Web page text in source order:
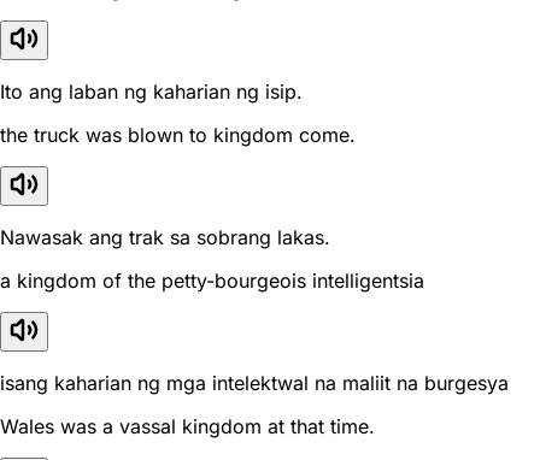
Ito ang laban ng kaharian ng isip.
the truck was blown to kingdom come.
Nawasak ang trak sa sobrang lakas.
a kingdom of the petty-bourgeois intelligentsia
isang kaharian ng mga intelektwal na maliit na burgesya
Wales was a vassal kingdom at that time.